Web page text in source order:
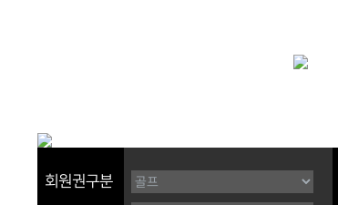
회원권구분